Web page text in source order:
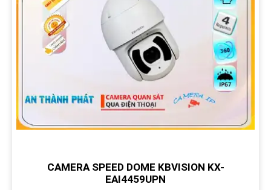
CAMERA SPEED DOME KBVISION KX-
EAI4459UPN